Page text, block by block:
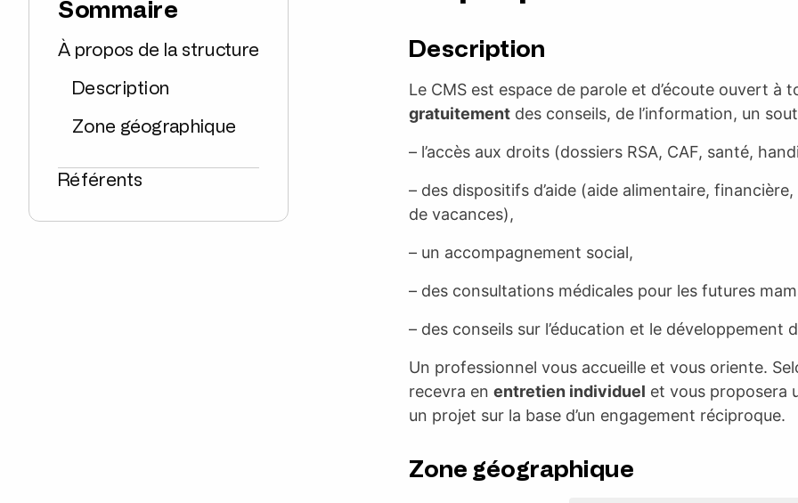
Sommaire
À propos de la structure
Description
Zone géographique
Référents
Description
Le CMS est espace de parole et d’écoute ouvert à
gratuitementdes conseils, de l’information, un
– l’accès aux droits (dossiers RSA, CAF, santé,
– des dispositifs d’aide (aide alimentaire,
de vacances),
– un accompagnement social,
– des consultations médicales pour les futures
– des conseils sur l’éducation et le développement
Un professionnel vous accueille et vous oriente.
recevra en entretien individuel et vous proposera
un projet sur la base d’un engagement réciproque.
Zone géographique